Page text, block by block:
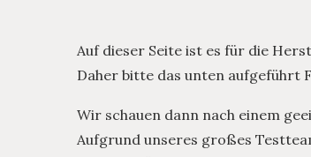
Auf dieser Seite ist es für die
Daher bitte das unten aufgeführt
Wir schauen dann nach einem
Aufgrund unseres großes